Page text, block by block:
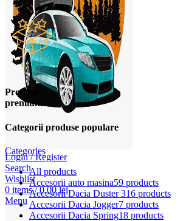
Login / Register
Search
Wishlist
0 items / 0,00lei
Menu
Produse
premium
Categorii produse populare
Categories
All products
Accesorii auto masina59 products
Accesorii Dacia Duster 316 products
Accesorii Dacia Jogger7 products
Accesorii Dacia Spring18 products